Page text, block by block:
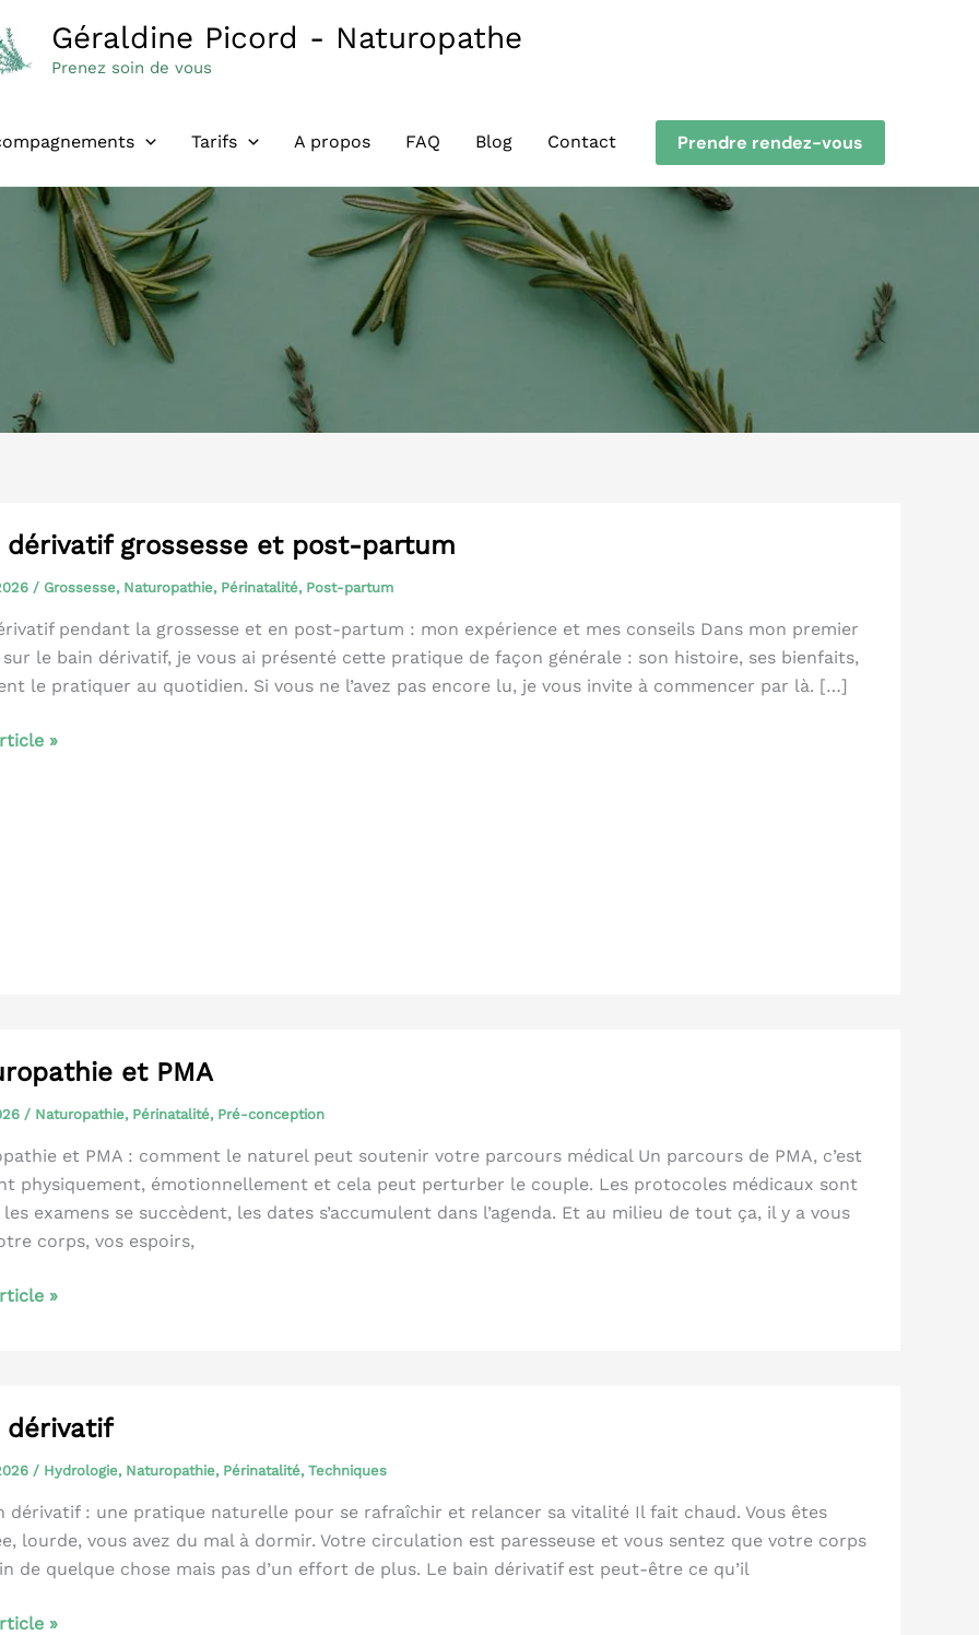
Géraldine Picord - Naturopathe
Prenez soin de vous
Tarifs A propos FAQ Blog Contact Prendre rendez-vous
dérivatif grossesse et post-partum
/ Grossesse, Naturopathie, Périnatalité, Post-partum
pendant la grossesse et en post-partum : mon expérience et mes conseils Dans mon premier
le bain dérivatif, je vous ai présenté cette pratique de façon générale : son histoire, ses bienfaits,
le pratiquer au quotidien. Si vous ne l’avez pas encore lu, je vous invite à commencer par là. […]
»
et PMA
/ Naturopathie, Périnatalité, Pré-conception
et PMA : comment le naturel peut soutenir votre parcours médical Un parcours de PMA, c’est
physiquement, émotionnellement et cela peut perturber le couple. Les protocoles médicaux sont
les examens se succèdent, les dates s’accumulent dans l’agenda. Et au milieu de tout ça, il y a vous
corps, vos espoirs,
»
dérivatif
/ Hydrologie, Naturopathie, Périnatalité, Techniques
dérivatif : une pratique naturelle pour se rafraîchir et relancer sa vitalité Il fait chaud. Vous êtes
lourde, vous avez du mal à dormir. Votre circulation est paresseuse et vous sentez que votre corps
de quelque chose mais pas d’un effort de plus. Le bain dérivatif est peut-être ce qu’il
»